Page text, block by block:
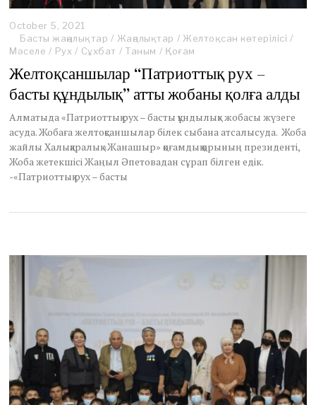
October 5, 2021
Басты жаңалықтар / Жаңалықтар / Желтоқсан көтерілісі /
Мәселе / Рух / Сұхбат / Таным / Қоғам
Желтоқсаншылар “Патриоттық рух –
басты құндылық” атты жобаны қолға алды
Алматыда «Патриоттық рух – басты құндылық» жобасы жүзеге
асуда. Жобаға желтоқсаншылар білек сыбана атсалысуда. Жоба
жайлы Халықаралық «Жанашыр» қоғамдық қорының президенті,
Жоба жетекшісі Жаңыл Әпетовадан сұрап білген едік.
-«Патриоттық рух – басты